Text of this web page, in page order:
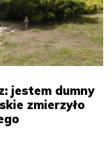
jestem dumny
zmierzyło